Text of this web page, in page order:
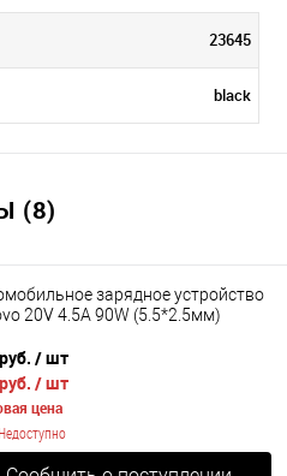
23645
black
(8)
зарядное устройство
20V 4.5A 90W (5.5*2.5мм)
/ шт
/ шт
цена
Недоступно